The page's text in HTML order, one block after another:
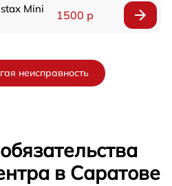
Mini
1500 р
неисправность
в Саратове